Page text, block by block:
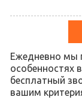
Ежедневно мы
особенностях
бесплатный
вашим